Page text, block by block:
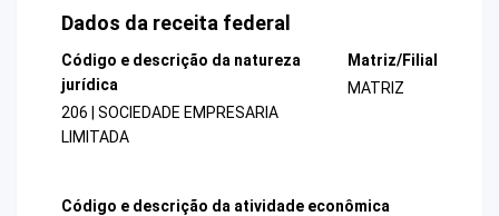
Dados da receita federal
Código e descrição da natureza
jurídica
206 | SOCIEDADE EMPRESARIA
LIMITADA
Matriz/Filial
MATRIZ
Código e descrição da atividade econômica